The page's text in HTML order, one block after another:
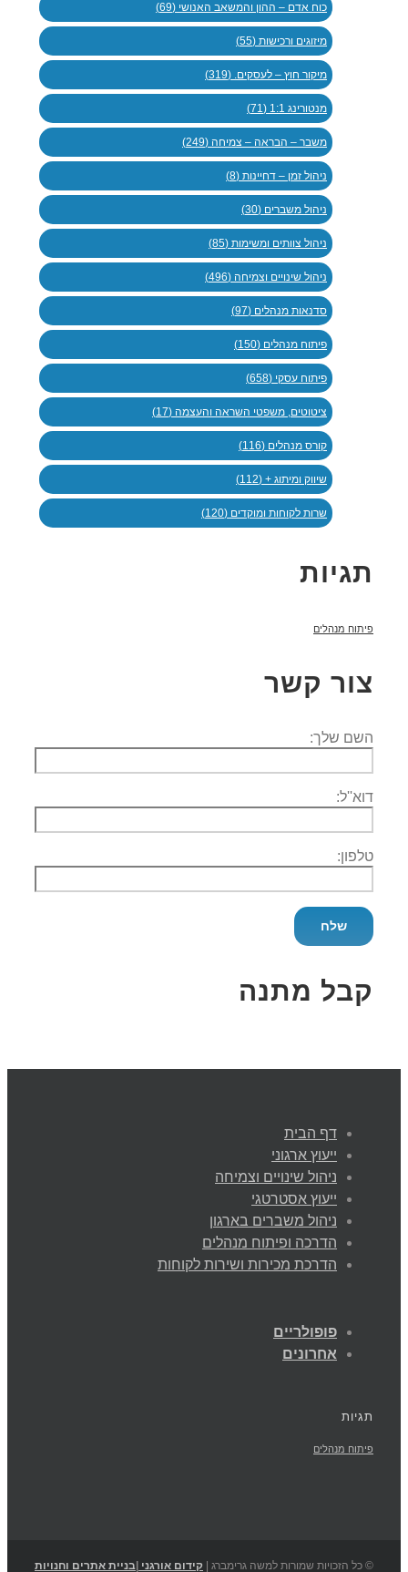
כוח אדם – ההון והמשאב האנושי (69)
מיזוגים ורכישות (55)
מיקור חוץ – לעסקים. (319)
מנטורינג 1:1 (71)
משבר – הבראה – צמיחה (249)
ניהול זמן – דחיינות (8)
ניהול משברים (30)
ניהול צוותים ומשימות (85)
ניהול שינויים וצמיחה (496)
סדנאות מנהלים (97)
פיתוח מנהלים (150)
פיתוח עסקי (658)
ציטוטים, משפטי השראה והעצמה (17)
קורס מנהלים (116)
שיווק ומיתוג + (112)
שרות לקוחות ומוקדים (120)
תגיות
פיתוח מנהלים
צור קשר
השם שלך:
דוא''ל:
טלפון:
קבל מתנה
דף הבית
ייעוץ ארגוני
ניהול שינויים וצמיחה
ייעוץ אסטרטגי
ניהול משברים בארגון
הדרכה ופיתוח מנהלים
הדרכת מכירות ושירות לקוחות
פופולריים
אחרונים
תגיות
פיתוח מנהלים
© כל הזכויות שמורות למשה גרימברג | קידום אורגני |בניית אתרים וחנויות